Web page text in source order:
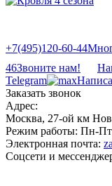
+7(495)120-60-44
46Звоните нам!
Telegram
Заказать звонок
Адрес:
Москва, 27-ой км
Режим работы: Пн-
Электронная почта:
Соцсети и